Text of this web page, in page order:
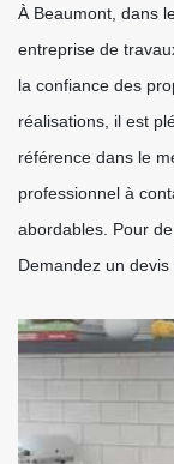
À Beaumont, dans
entreprise de
la confiance des
réalisations, il est
référence dans le
professionnel à
abordables. Pour
Demandez un